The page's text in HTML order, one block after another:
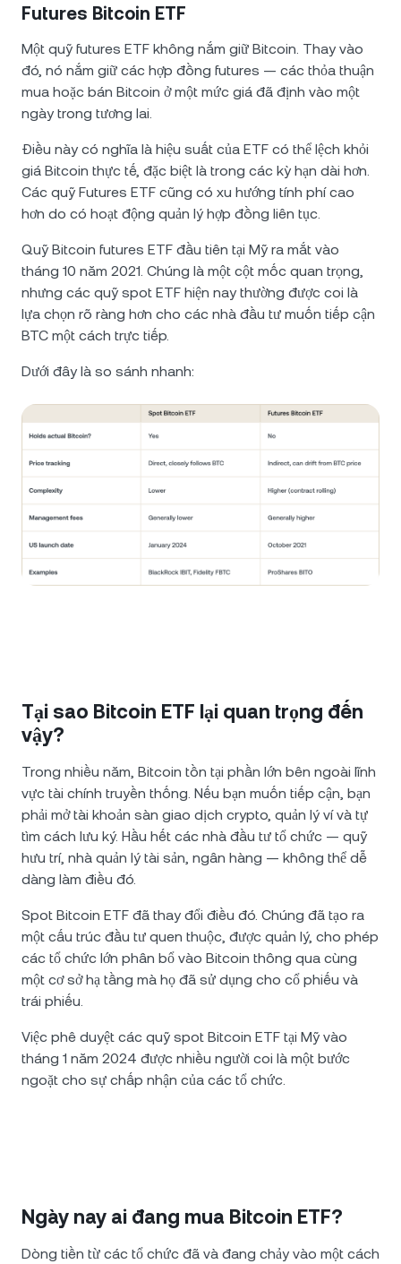
Futures Bitcoin ETF
Một quỹ futures ETF không nắm giữ Bitcoin. Thay vào
đó, nó nắm giữ các hợp đồng futures — các thỏa thuận
mua hoặc bán Bitcoin ở một mức giá đã định vào một
ngày trong tương lai.
Điều này có nghĩa là hiệu suất của ETF có thể lệch khỏi
giá Bitcoin thực tế, đặc biệt là trong các kỳ hạn dài hơn.
Các quỹ Futures ETF cũng có xu hướng tính phí cao
hơn do có hoạt động quản lý hợp đồng liên tục.
Quỹ Bitcoin futures ETF đầu tiên tại Mỹ ra mắt vào
tháng 10 năm 2021. Chúng là một cột mốc quan trọng,
nhưng các quỹ spot ETF hiện nay thường được coi là
lựa chọn rõ ràng hơn cho các nhà đầu tư muốn tiếp cận
BTC một cách trực tiếp.
Dưới đây là so sánh nhanh:
Tại sao Bitcoin ETF lại quan trọng đến
vậy?
Trong nhiều năm, Bitcoin tồn tại phần lớn bên ngoài lĩnh
vực tài chính truyền thống. Nếu bạn muốn tiếp cận, bạn
phải mở tài khoản sàn giao dịch crypto, quản lý ví và tự
tìm cách lưu ký. Hầu hết các nhà đầu tư tổ chức — quỹ
hưu trí, nhà quản lý tài sản, ngân hàng — không thể dễ
dàng làm điều đó.
Spot Bitcoin ETF đã thay đổi điều đó. Chúng đã tạo ra
một cấu trúc đầu tư quen thuộc, được quản lý, cho phép
các tổ chức lớn phân bổ vào Bitcoin thông qua cùng
một cơ sở hạ tầng mà họ đã sử dụng cho cổ phiếu và
trái phiếu.
Việc phê duyệt các quỹ spot Bitcoin ETF tại Mỹ vào
tháng 1 năm 2024 được nhiều người coi là một bước
ngoặt cho sự chấp nhận của các tổ chức.
Ngày nay ai đang mua Bitcoin ETF?
Dòng tiền từ các tổ chức đã và đang chảy vào một cách